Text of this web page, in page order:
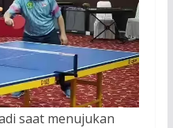
saat menujukan